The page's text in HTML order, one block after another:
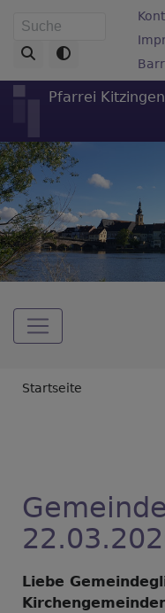
zum
Inhalt
Suche
Pfarrei
Startseite
Liebe